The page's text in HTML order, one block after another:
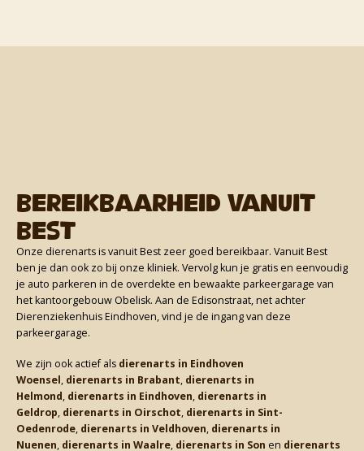
Bereikbaarheid vanuit
Best
Onze dierenarts is vanuit Best zeer goed bereikbaar. Vanuit Best
ben je dan ook zo bij onze kliniek. Vervolg kun je gratis en eenvoudig
je auto parkeren in de overdekte en bewaakte parkeergarage van
het kantoorgebouw Obelisk. Aan de Edisonstraat, net achter
Dierenziekenhuis Eindhoven, vind je de ingang van deze
parkeergarage.
We zijn ook actief als dierenarts in Eindhoven
Woensel, dierenarts in Brabant, dierenarts in
Helmond, dierenarts in Eindhoven, dierenarts in
Geldrop, dierenarts in Oirschot, dierenarts in Sint-
Oedenrode, dierenarts in Veldhoven, dierenarts in
Nuenen, dierenarts in Waalre, dierenarts in Son en dierenarts